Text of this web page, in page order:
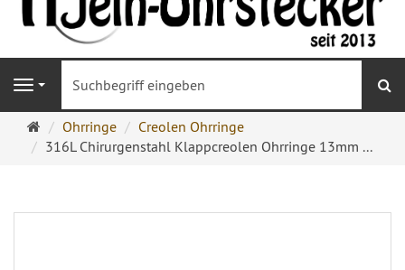
Navigation
Ohrringe
Ohrstecker
Ohrringe
Creolen Ohrringe
316L Chirurgenstahl Klappcreolen Ohrringe 13mm ...